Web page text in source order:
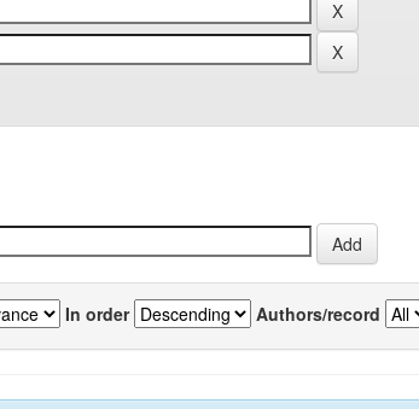
In order Authors/record